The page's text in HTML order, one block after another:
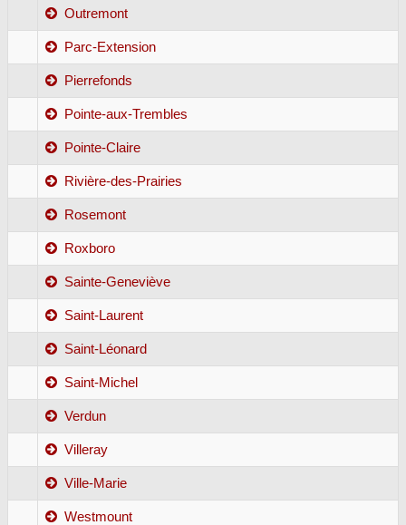
Outremont
Parc-Extension
Pierrefonds
Pointe-aux-Trembles
Pointe-Claire
Rivière-des-Prairies
Rosemont
Roxboro
Sainte-Geneviève
Saint-Laurent
Saint-Léonard
Saint-Michel
Verdun
Villeray
Ville-Marie
Westmount